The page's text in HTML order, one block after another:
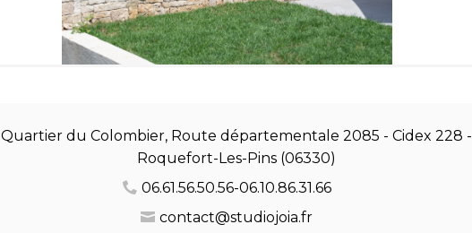
Quartier du Colombier, Route départementale 2085 - Cidex 228 -
Roquefort-Les-Pins (06330)
06.61.56.50.56-06.10.86.31.66
contact@studiojoia.fr